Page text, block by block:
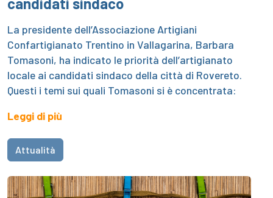
candidati sindaco
La presidente dell’Associazione Artigiani
Confartigianato Trentino in Vallagarina, Barbara
Tomasoni, ha indicato le priorità dell’artigianato
locale ai candidati sindaco della città di Rovereto.
Questi i temi sui quali Tomasoni si è concentrata:
Leggi di più
Attualità